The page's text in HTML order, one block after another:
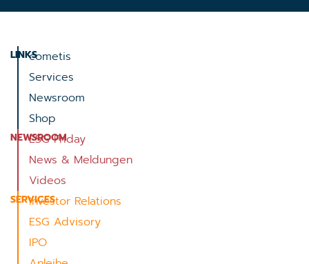
LINKScometis
Services
Newsroom
Shop
NEWSROOM
ESG Friday
News & Meldungen
Videos
SERVICES
Investor Relations
ESG Advisory
IPO